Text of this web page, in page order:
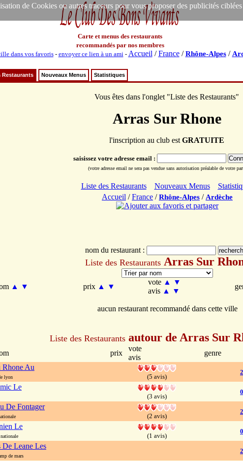
de Cookies ou autres traceurs pour vous proposer des publicités
Carte et menus des restaurants
recommandés par nos membres
dans vos favoris- envoyer ce lien à un ami- Accueil /France/Rhône-Alpes/
Restaurants Nouveaux Menus Statistiques
Vous êtes dans l'onglet "Liste des Restaurants"
Arras Sur Rhone
l'inscription au club est GRATUITE
saisissez votre adresse email :
(votre adresse email ne sera pas vendue sans autorisation préalable de votre
Liste des Restaurants Nouveaux Menus
Accueil /France /Rhône-Alpes / Ardèche
nom du restaurant :
Liste des Restaurants Arras Sur
▲ ▼ prix ▲ ▼
vote ▲
▼
avis ▲ ▼
aucun restaurant recommandé dans cette ville
Liste des Restaurants autour de Arras Sur
prix
vote
avis
genre
Rhone Au
lyon (5 avis)
Le
(3 avis)
De Fontager
(2 avis)
Le
(1 avis)
De Leane Les
de mars